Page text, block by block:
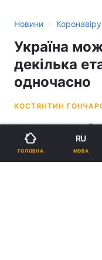
Новини ›
Україна
декілька
одночасно
КОСТЯНТИН
15:56, 08.02.21
ГОЛОВНА
RU
МОВА